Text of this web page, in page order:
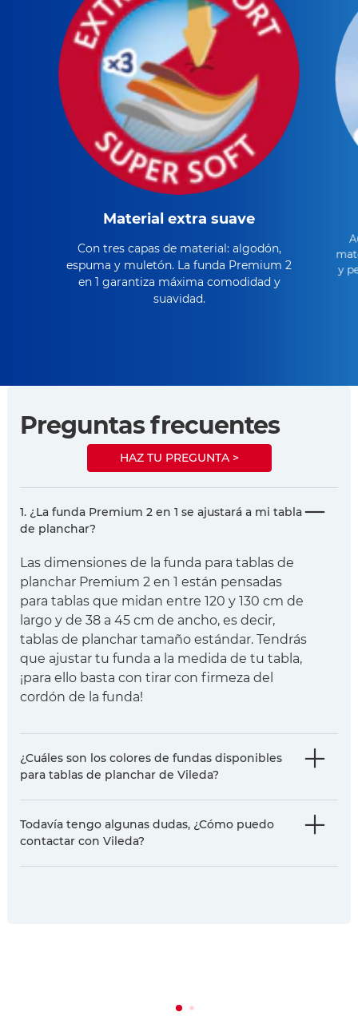
Material extra suave
Con tres capas de material: algodón,
espuma y muletón. La funda Premium 2
en 1 garantiza máxima comodidad y
suavidad.
y
Preguntas frecuentes
HAZ TU PREGUNTA >
1. ¿La funda Premium 2 en 1 se ajustará a mi tabla
de planchar?
Las dimensiones de la funda para tablas de
planchar Premium 2 en 1 están pensadas
para tablas que midan entre 120 y 130 cm de
largo y de 38 a 45 cm de ancho, es decir,
tablas de planchar tamaño estándar. Tendrás
que ajustar tu funda a la medida de tu tabla,
¡para ello basta con tirar con firmeza del
cordón de la funda!
¿Cuáles son los colores de fundas disponibles
para tablas de planchar de Vileda?
Todavía tengo algunas dudas, ¿Cómo puedo
contactar con Vileda?